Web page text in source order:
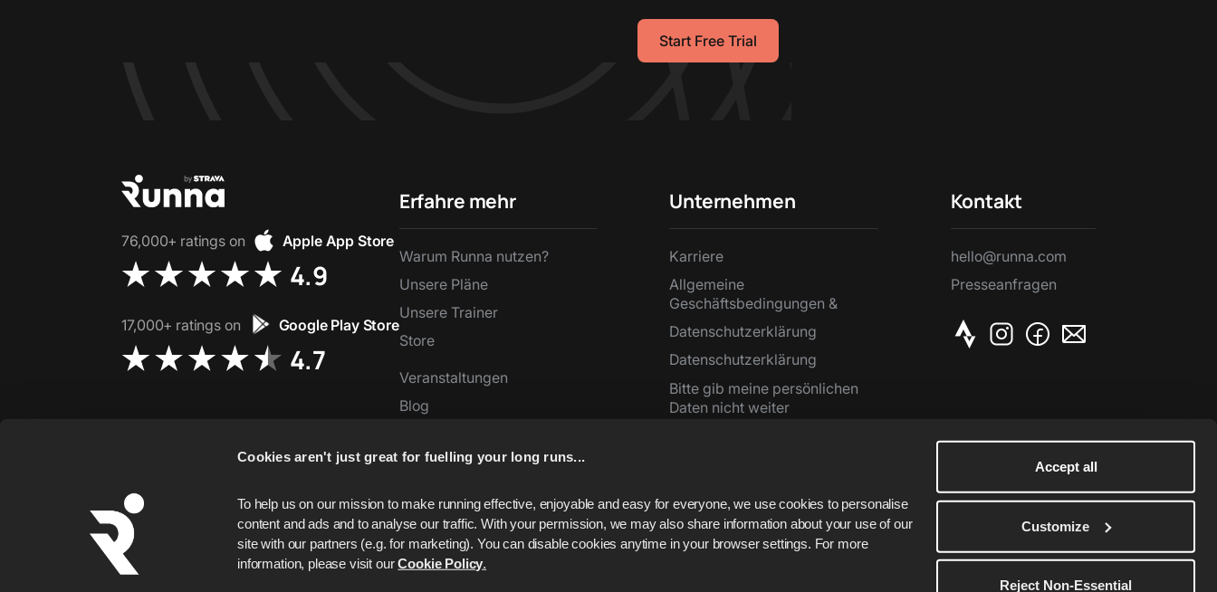
Cookies aren't just great for fuelling your long runs...
To help us on our mission to make running effective, enjoyable and easy for everyone, we use cookies to personalise
content and ads and to analyse our traffic. With your permission, we may also share information about your use of our
site with our partners (e.g. for marketing). You can disable cookies anytime in your browser settings. For more
information, please visit our Cookie Policy.
Accept all
Customize
Reject Non-Essential
Start Free Trial
76,000+ ratings on Apple App Store
4.9
17,000+ ratings on Google Play Store
4.7
Erfahre mehr
Warum Runna nutzen?
Unsere Pläne
Unsere Trainer
Store
Veranstaltungen
Blog
Support
Unternehmen
Karriere
Allgemeine
Geschäftsbedingungen &
Datenschutzerklärung
Datenschutzerklärung
Bitte gib meine persönlichen
Daten nicht weiter
Kontakt
hello@runna.com
Presseanfragen